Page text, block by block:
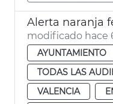
modificado hace
AYUNTAMIENTO
TODAS LAS
VALENCIA